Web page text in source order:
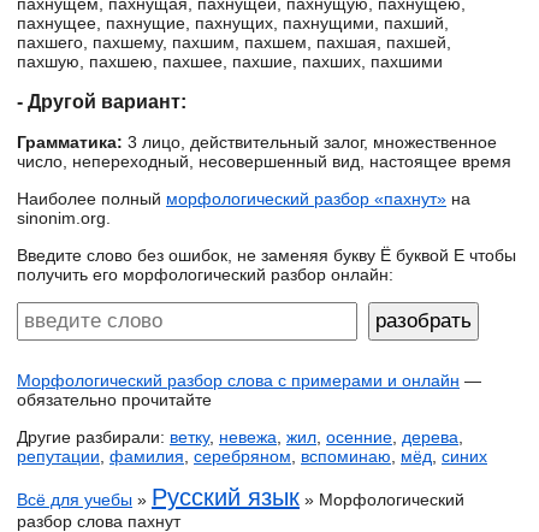
пахнущее, пахнущие, пахнущих, пахнущими, пахший,
пахшего, пахшему, пахшим, пахшем, пахшая, пахшей,
пахшую, пахшею, пахшее, пахшие, пахших, пахшими
- Другой вариант:
Грамматика: 3 лицо, действительный залог, множественное
число, непереходный, несовершенный вид, настоящее время
Наиболее полный морфологический разбор «пахнут» на
sinonim.org.
Введите слово без ошибок, не заменяя букву Ё буквой Е чтобы
получить его морфологический разбор онлайн:
Морфологический разбор слова с примерами и онлайн —
обязательно прочитайте
Другие разбирали: ветку, невежа жил осенние дерева
репутации фамилия серебряном вспоминаю мёд синих
Всё для учебы » Русский язык » Морфологический
разбор слова пахнут